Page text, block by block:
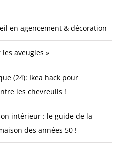
en agencement & décoration
les aveugles »
(24): Ikea hack pour
les chevreuils !
intérieur : le guide de la
des années 50 !